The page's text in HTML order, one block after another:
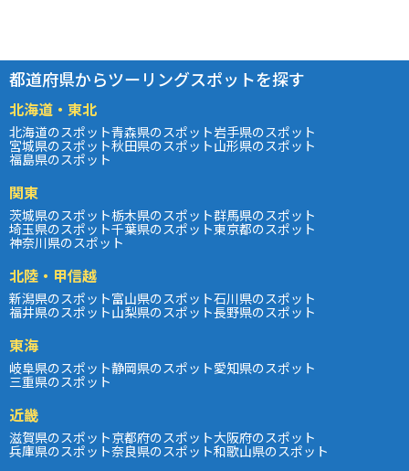
都道府県からツーリングスポットを探す
北海道・東北
北海道のスポット青森県のスポット岩手県のスポット
宮城県のスポット秋田県のスポット山形県のスポット
福島県のスポット
関東
茨城県のスポット栃木県のスポット群馬県のスポット
埼玉県のスポット千葉県のスポット東京都のスポット
神奈川県のスポット
北陸・甲信越
新潟県のスポット富山県のスポット石川県のスポット
福井県のスポット山梨県のスポット長野県のスポット
東海
岐阜県のスポット静岡県のスポット愛知県のスポット
三重県のスポット
近畿
滋賀県のスポット京都府のスポット大阪府のスポット
兵庫県のスポット奈良県のスポット和歌山県のスポット